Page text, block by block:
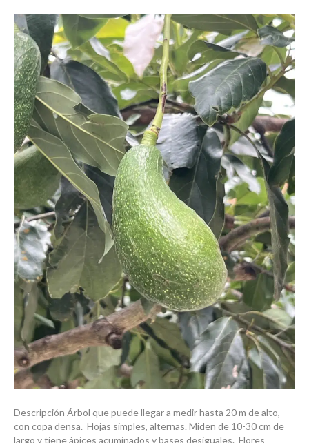
Descripción Árbol que puede llegar a medir hasta 20 m de alto,
con copa densa. Hojas simples, alternas. Miden de 10-30 cm de
largo y tiene ápices acuminados y bases desiguales. Flores